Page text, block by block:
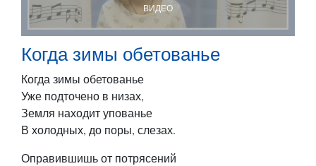
ВИДЕО
Когда зимы обетованье
Когда зимы обетованье
Уже подточено в низах,
Земля находит упованье
В холодных, до поры, слезах.
Оправившишь от потрясений